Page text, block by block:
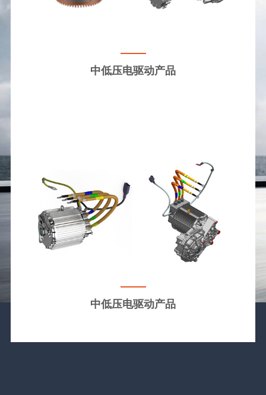
中低压电驱动产品
中低压电驱动产品